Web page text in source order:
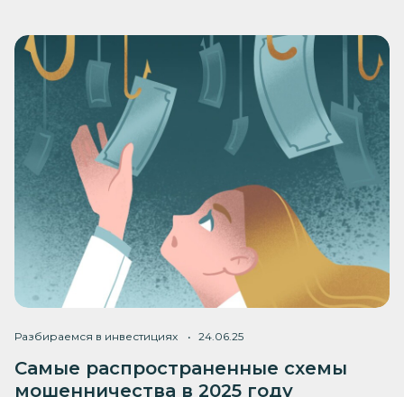
Разбираемся в инвестициях 24.06.25
Самые распространенные схемы
мошенничества в 2025 году